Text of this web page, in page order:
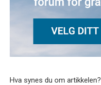
Hva synes du om artikkelen?